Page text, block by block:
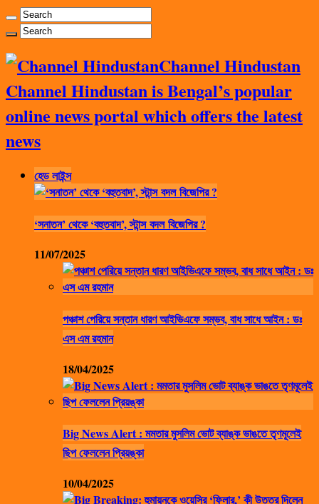
Channel Hindustan
Channel Hindustan is Bengal’s popular
online news portal which offers the latest
news
হেড লাইন্স
‘সনাতন’ থেকে ‘বহুতবাদ’, স্টান্স বদল বিজেপির ?
11/07/2025
পঞ্চাশ পেরিয়ে সন্তান ধারণ আইভিএফে সম্ভব, বাধ সাধে আইন : ডঃ
এস এম রহমান
18/04/2025
Big News Alert : মমতার মুসলিম ভোট ব্যাঙ্ক ভাঙতে তৃণমূলেই
ছিপ ফেললেন প্রিয়ঙ্কা
10/04/2025